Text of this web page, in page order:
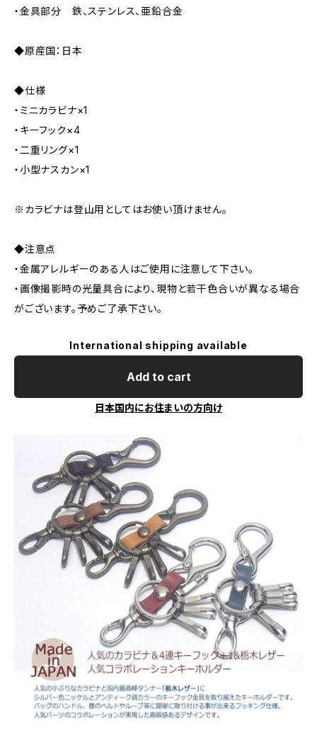
・金具部分 鉄、ステンレス、亜鉛合金
◆原産国：日本
◆仕様
・ミニカラビナ×1
・キーフック×4
・二重リング×1
・小型ナスカン×1
※カラビナは登山用としてはお使い頂けません。
◆注意点
・金属アレルギーのある人はご使用に注意して下さい。
・画像撮影時の光量具合により、現物と若干色合いが異なる場合
がございます。予めご了承下さい。
International shipping available
Add to cart
日本国内にお住まいの方向け